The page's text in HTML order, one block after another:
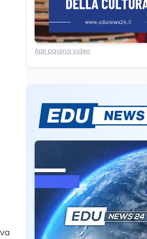
spento a Pàvana:
Ricerca6 ago
Un secolo di
Il rivelatore che
reattori spenti
attraverso 400
roccia
Scuola6 ago
Posizioni
ATA: la
degli arretrati
4.150 euro
Cultura6 ago
Spesa culturale in
Lombardia da
Apri pagina video